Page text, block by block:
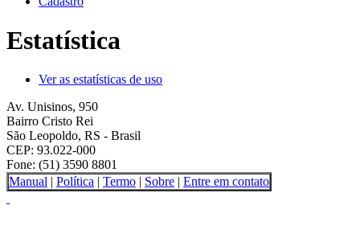
Estatística
Ver as estatísticas de uso
Av. Unisinos, 950
Bairro Cristo Rei
São Leopoldo, RS - Brasil
CEP: 93.022-000
Fone: (51) 3590 8801
Manual | Política | Termo | Sobre | Entre em contato